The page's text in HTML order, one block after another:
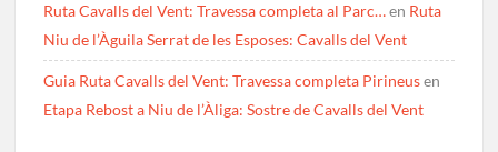
Ruta Cavalls del Vent: Travessa completa al Parc…en Ruta
Niu de l’Àguila Serrat de les Esposes: Cavalls del Vent
Guia Ruta Cavalls del Vent: Travessa completa Pirineusen
Etapa Rebost a Niu de l’Àliga: Sostre de Cavalls del Vent